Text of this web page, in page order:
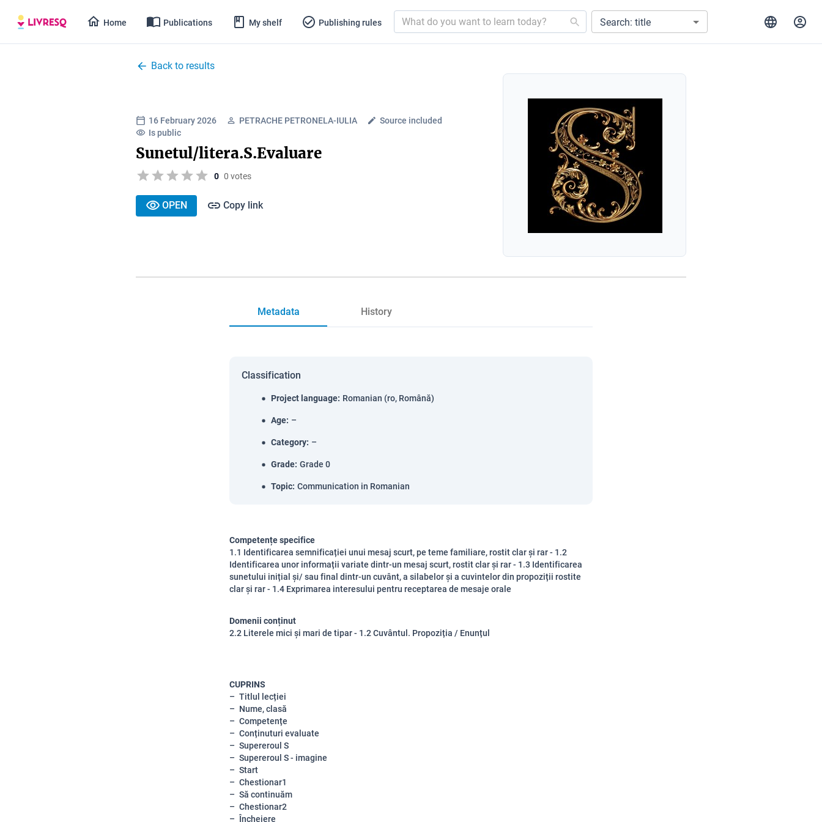
Home Publications My shelf Publishing rules Search: title
Back to results
16 February 2026 PETRACHE PETRONELA-IULIA
Source included
Is public
Sunetul/litera.S.Evaluare
0 0 votes
OPEN Copy link
Metadata History
Classification
Project language: Romanian (ro, Română)
Age: –
Category: –
Grade: Grade 0
Topic: Communication in Romanian
Competențe specifice
1.1 Identificarea semnificației unui mesaj scurt, pe teme familiare, rostit clar și rar - 1.2
Identificarea unor informații variate dintr-un mesaj scurt, rostit clar și rar - 1.3 Identificarea
sunetului inițial și/ sau final dintr-un cuvânt, a silabelor și a cuvintelor din propoziții rostite
clar și rar - 1.4 Exprimarea interesului pentru receptarea de mesaje orale
Domenii conținut
2.2 Literele mici și mari de tipar - 1.2 Cuvântul. Propoziția / Enunțul
CUPRINS
Titlul lecției
Nume, clasă
Competențe
Conținuturi evaluate
Supereroul S
Supereroul S - imagine
Start
Chestionar1
Să continuăm
Chestionar2
Încheiere